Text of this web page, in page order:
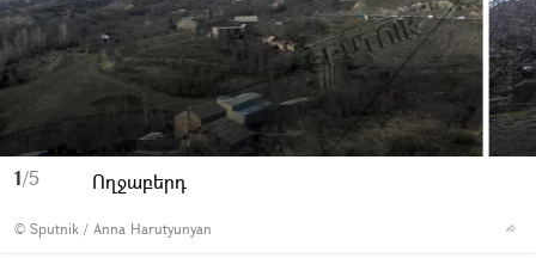
1/5
© Sputnik / Anna Harutyunyan
Ողջաբերդ